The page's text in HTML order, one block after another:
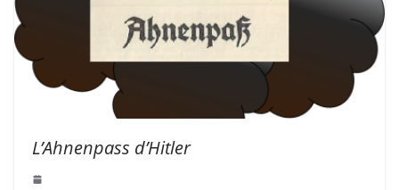
L’Ahnenpass d’Hitler